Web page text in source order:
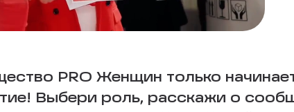
PRO Женщин только
Выбери роль, расскажи о